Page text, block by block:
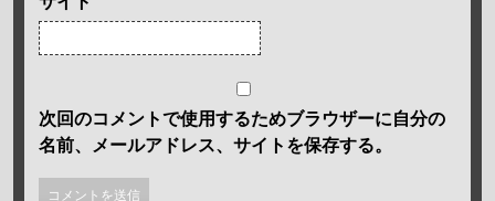
次回のコメントで使用するためブラウザーに自分の
名前、メールアドレス、サイトを保存する。